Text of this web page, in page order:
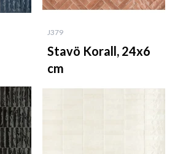
J379
Stavö Korall, 24x6
cm